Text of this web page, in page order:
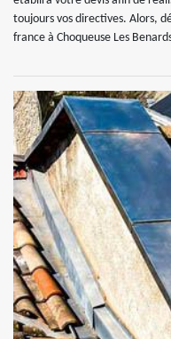
toujours vos directives. Alors,
france à Choqueuse Les